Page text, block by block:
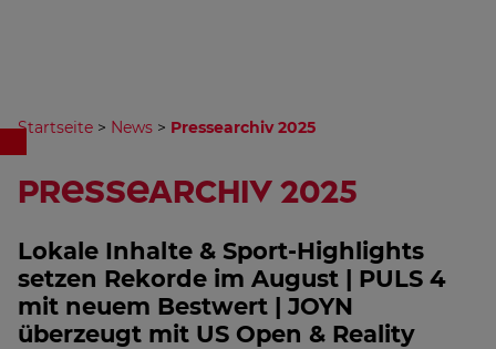
Startseite > News > Pressearchiv 2025
Pressearchiv 2025
Lokale Inhalte & Sport-Highlights
setzen Rekorde im August | PULS 4
mit neuem Bestwert | JOYN
überzeugt mit US Open & Reality